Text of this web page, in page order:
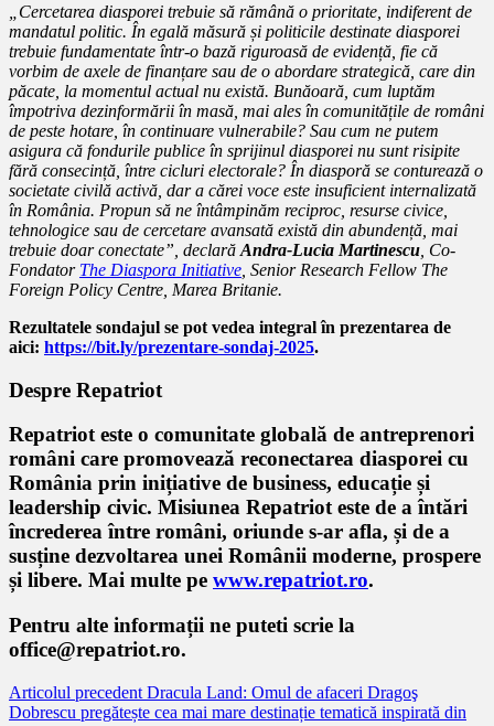
„Cercetarea diasporei trebuie să rămână o prioritate, indiferent de
mandatul politic. În egală măsură și politicile destinate diasporei
trebuie fundamentate într-o bază riguroasă de evidență, fie că
vorbim de axele de finanțare sau de o abordare strategică, care din
păcate, la momentul actual nu există. Bunăoară, cum luptăm
împotriva dezinformării în masă, mai ales în comunitățile de români
de peste hotare, în continuare vulnerabile? Sau cum ne putem
asigura că fondurile publice în sprijinul diasporei nu sunt risipite
fără consecință, între cicluri electorale? În diasporă se conturează o
societate civilă activă, dar a cărei voce este insuficient internalizată
în România. Propun să ne întâmpinăm reciproc, resurse civice,
tehnologice sau de cercetare avansată există din abundență, mai
trebuie doar conectate”, declară Andra-Lucia Martinescu , Co-
Fondator The Diaspora Initiative , Senior Research Fellow The
Foreign Policy Centre, Marea Britanie.
Rezultatele sondajul se pot vedea integral în prezentarea de
aici: https://bit.ly/prezentare-sondaj-2025.
Despre Repatriot
Repatriot este o comunitate globală de antreprenori
români care promovează reconectarea diasporei cu
România prin inițiative de business, educație și
leadership civic. Misiunea Repatriot este de a întări
încrederea între români, oriunde s-ar afla, și de a
susține dezvoltarea unei Românii moderne, prospere
și libere. Mai multe pe www.repatriot.ro.
Pentru alte informații ne puteti scrie la
office@repatriot.ro.
Citește
Articolul precedent Dracula Land: Omul de afaceri Dragoş
Dobrescu pregătește cea mai mare destinație tematică inspirată din